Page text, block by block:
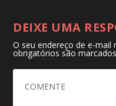
DEIXE UMA
O seu endereço de e-mail
obrigatórios são